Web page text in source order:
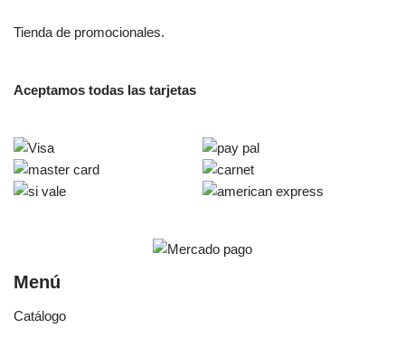
Tienda de promocionales.
Aceptamos todas las tarjetas
Menú
Catálogo